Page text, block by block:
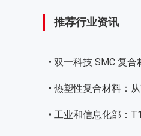
推荐行业资讯
• 双一科技 SMC 复
• 热塑性复合材料：
• 工业和信息化部：